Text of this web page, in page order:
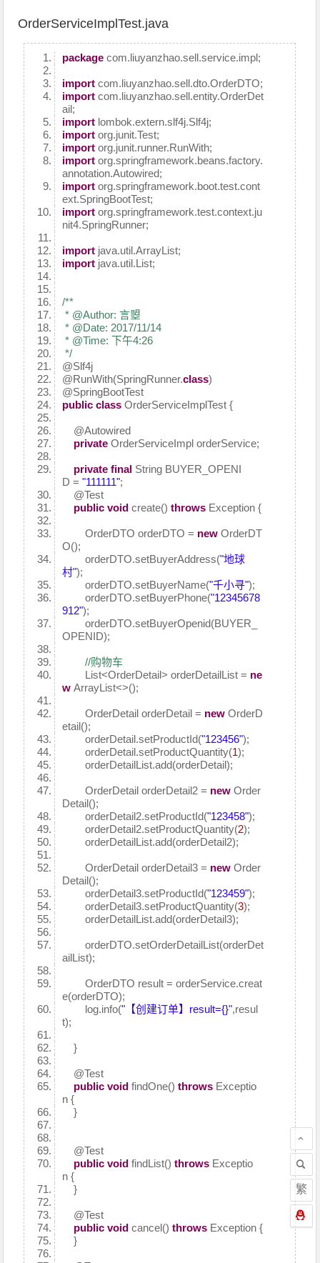
OrderServiceImplTest.java
package com.liuyanzhao.sell.service.impl;
import com.liuyanzhao.sell.dto.OrderDTO;
import com.liuyanzhao.sell.entity.OrderDet
ail;
import lombok.extern.slf4j.Slf4j;
import org.junit.Test;
import org.junit.runner.RunWith;
import org.springframework.beans.factory.
annotation.Autowired;
import org.springframework.boot.test.cont
ext.SpringBootTest;
import org.springframework.test.context.ju
nit4.SpringRunner;
import java.util.ArrayList;
import java.util.List;
/**
* @Author: 言曌
* @Date: 2017/11/14
* @Time: 下午4:26
*/
@Slf4j
@RunWith(SpringRunner.class)
@SpringBootTest
public class OrderServiceImplTest {
@Autowired
private OrderServiceImpl orderService;
private final String BUYER_OPENI
D ="111111";
@Test
public void create()throws Exception {
OrderDTO orderDTO = new OrderDT
O();
orderDTO.setBuyerAddress("地球
村");
orderDTO.setBuyerName("千小寻");
orderDTO.setBuyerPhone("12345678
912");
orderDTO.setBuyerOpenid(BUYER_
OPENID);
//购物车
List<OrderDetail> orderDetailList = ne
w ArrayList<>();
OrderDetail orderDetail = new OrderD
etail();
orderDetail.setProductId("123456");
orderDetail.setProductQuantity(1);
orderDetailList.add(orderDetail);
OrderDetail orderDetail2 = new Order
Detail();
orderDetail2.setProductId("123458");
orderDetail2.setProductQuantity(2);
orderDetailList.add(orderDetail2);
OrderDetail orderDetail3 = new Order
Detail();
orderDetail3.setProductId("123459");
orderDetail3.setProductQuantity(3);
orderDetailList.add(orderDetail3);
orderDTO.setOrderDetailList(orderDet
ailList);
OrderDTO result = orderService.creat
e(orderDTO);
log.info("【创建订单】result={}",resul
t);
}
@Test
public void findOne()throws Exceptio
n {
}
@Test
public void findList()throws Exceptio
n {
}
@Test
public void cancel()throws Exception {
}
繁